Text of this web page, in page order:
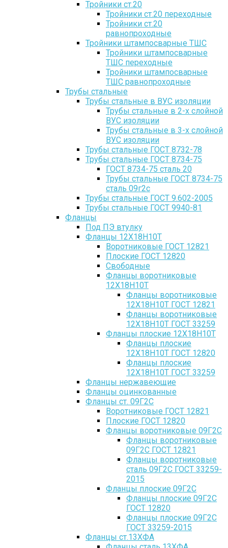
Тройники ст.20
Тройники ст.20 переходные
Тройники ст.20
равнопроходные
Тройники штампосварные ТШС
Тройники штампосварные
ТШС переходные
Тройники штампосварные
ТШС равнопроходные
Трубы стальные
Трубы стальные в ВУС изоляции
Трубы стальные в 2-х слойной
ВУС изоляции
Трубы стальные в 3-х слойной
ВУС изоляции
Трубы стальные ГОСТ 8732-78
Трубы стальные ГОСТ 8734-75
ГОСТ 8734-75 сталь 20
Трубы стальные ГОСТ 8734-75
сталь 09г2с
Трубы стальные ГОСТ 9.602-2005
Трубы стальные ГОСТ 9940-81
Фланцы
Под ПЭ втулку
Фланцы 12Х18Н10Т
Воротниковые ГОСТ 12821
Плоские ГОСТ 12820
Свободные
Фланцы воротниковые
12Х18Н10Т
Фланцы воротниковые
12Х18Н10Т ГОСТ 12821
Фланцы воротниковые
12Х18Н10Т ГОСТ 33259
Фланцы плоские 12Х18Н10Т
Фланцы плоские
12Х18Н10Т ГОСТ 12820
Фланцы плоские
12Х18Н10Т ГОСТ 33259
Фланцы нержавеющие
Фланцы оцинкованные
Фланцы ст. 09Г2С
Воротниковые ГОСТ 12821
Плоские ГОСТ 12820
Фланцы воротниковые 09Г2С
Фланцы воротниковые
09Г2С ГОСТ 12821
Фланцы воротниковые
сталь 09Г2С ГОСТ 33259-
2015
Фланцы плоские 09Г2С
Фланцы плоские 09Г2С
ГОСТ 12820
Фланцы плоские 09Г2С
ГОСТ 33259-2015
Фланцы ст.13ХФА